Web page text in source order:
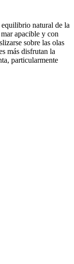
equilibrio natural de la
apacible y con
sobre las olas
más disfrutan la
particularmente